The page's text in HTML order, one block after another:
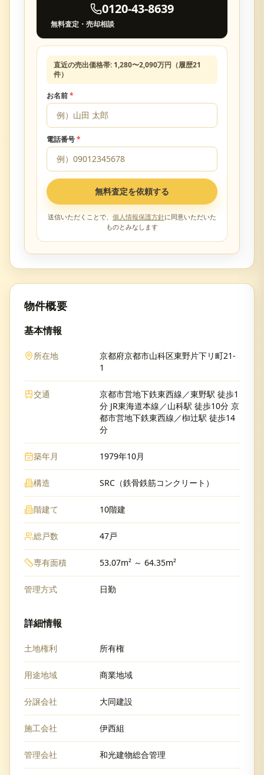
0120-43-8639
無料査定・売却相談
直近の売出価格帯: 1,280〜2,090万円（履歴21
件）
お名前*
電話番号*
無料査定を依頼する
送信いただくことで、 個人情報保護方針に同意いただいた
ものとみなします
物件概要
基本情報
所在地
京都府京都市山科区東野片下リ町21-
1
交通
京都市営地下鉄東西線／東野駅 徒歩1
分 JR東海道本線／山科駅 徒歩10分 京
都市営地下鉄東西線／椥辻駅 徒歩14
分
築年月 1979年10月
構造 SRC（鉄骨鉄筋コンクリート）
階建て 10階建
総戸数 47戸
専有面積 53.07m² ～ 64.35m²
管理方式 日勤
詳細情報
土地権利 所有権
用途地域 商業地域
分譲会社 大同建設
施工会社 伊西組
管理会社 和光建物総合管理